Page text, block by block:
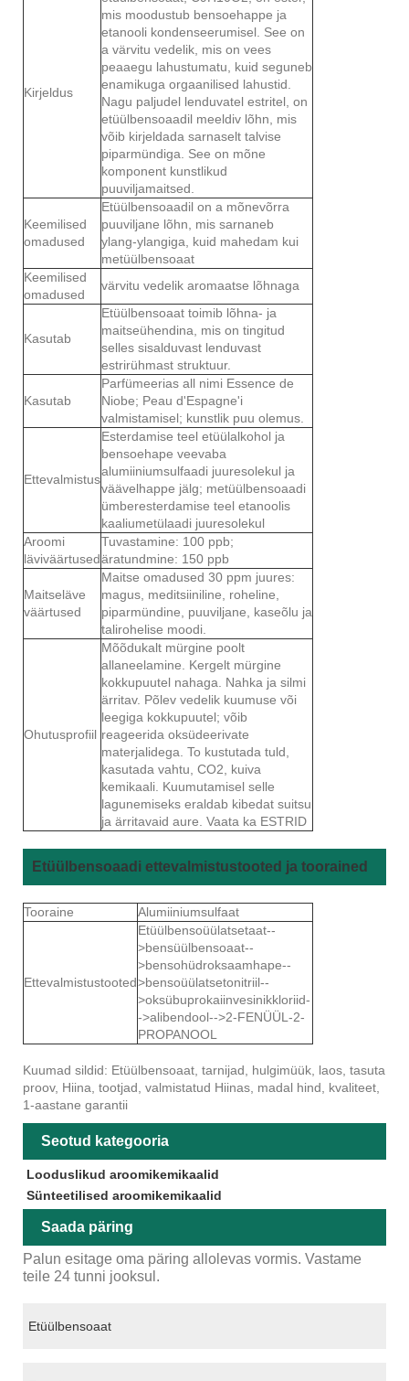
Kirjeldus
mis moodustub bensoehappe ja
etanooli kondenseerumisel. See on
a värvitu vedelik, mis on vees
peaaegu lahustumatu, kuid seguneb
enamikuga orgaanilised lahustid.
Nagu paljudel lenduvatel estritel, on
etüülbensoaadil meeldiv lõhn, mis
võib kirjeldada sarnaselt talvise
piparmündiga. See on mõne
komponent kunstlikud
puuviljamaitsed.
Keemilised
omadused
Etüülbensoaadil on a mõnevõrra
puuviljane lõhn, mis sarnaneb
ylang-ylangiga, kuid mahedam kui
metüülbensoaat
Keemilised
omadused
värvitu vedelik aromaatse lõhnaga
Kasutab
Etüülbensoaat toimib lõhna- ja
maitseühendina, mis on tingitud
selles sisalduvast lenduvast
estrirühmast struktuur.
Kasutab
Parfümeerias all nimi Essence de
Niobe; Peau d'Espagne'i
valmistamisel; kunstlik puu olemus.
Ettevalmistus
Esterdamise teel etüülalkohol ja
bensoehape veevaba
alumiiniumsulfaadi juuresolekul ja
väävelhappe jälg; metüülbensoaadi
ümberesterdamise teel etanoolis
kaaliumetülaadi juuresolekul
Aroomi
läviväärtused
Tuvastamine: 100 ppb;
äratundmine: 150 ppb
Maitseläve
väärtused
Maitse omadused 30 ppm juures:
magus, meditsiiniline, roheline,
piparmündine, puuviljane, kaseõlu ja
talirohelise moodi.
Ohutusprofiil
Mõõdukalt mürgine poolt
allaneelamine. Kergelt mürgine
kokkupuutel nahaga. Nahka ja silmi
ärritav. Põlev vedelik kuumuse või
leegiga kokkupuutel; võib
reageerida oksüdeerivate
materjalidega. To kustutada tuld,
kasutada vahtu, CO2, kuiva
kemikaali. Kuumutamisel selle
lagunemiseks eraldab kibedat suitsu
ja ärritavaid aure. Vaata ka ESTRID
Etüülbensoaadi ettevalmistustooted ja toorained
Tooraine Alumiiniumsulfaat
Ettevalmistustooted
Etüülbensoüülatsetaat--
>bensüülbensoaat--
>bensohüdroksaamhape--
>bensoüülatsetonitriil--
>oksübuprokaiinvesinikkloriid-
->alibendool-->2-FENÜÜL-2-
PROPANOOL
Kuumad sildid: Etüülbensoaat, tarnijad, hulgimüük, laos, tasuta
proov, Hiina, tootjad, valmistatud Hiinas, madal hind, kvaliteet,
1-aastane garantii
Seotud kategooria
Looduslikud aroomikemikaalid
Sünteetilised aroomikemikaalid
Saada päring
Palun esitage oma päring allolevas vormis. Vastame
teile 24 tunni jooksul.